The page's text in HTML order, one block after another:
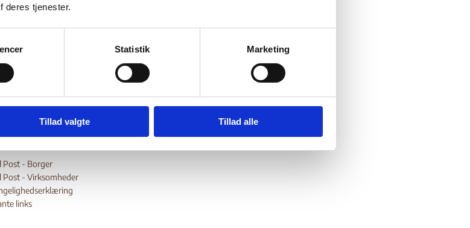
deres tjenester.
Statistik Marketing
Tillad valgte Tillad alle
frihedsrettighederne – herunder ytrings-, forenings-
Post - Borger
Post - Virksomheder
links